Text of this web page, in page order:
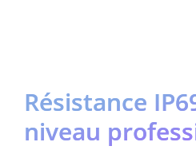
Résistance
niveau